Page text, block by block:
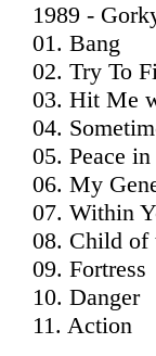
1989 -
01. Bang
02. Try To
03. Hit Me
04.
05. Peace
06. My
07. Within
08. Child of
09. Fortress
10. Danger
11. Action